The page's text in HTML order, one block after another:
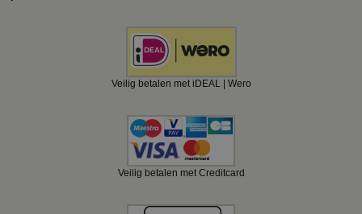
Veilig betalen met iDEAL | Wero
Veilig betalen met Creditcard